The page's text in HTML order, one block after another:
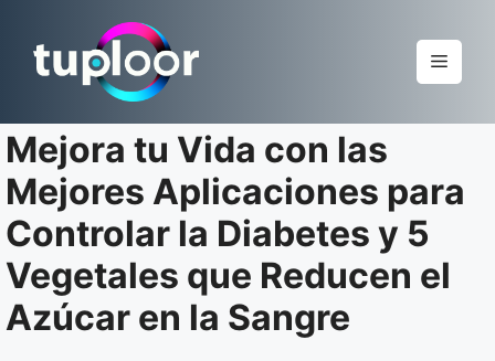
para
Menu
Mejora tu Vida con las
Mejores Aplicaciones para
Controlar la Diabetes y 5
Vegetales que Reducen el
Azúcar en la Sangre